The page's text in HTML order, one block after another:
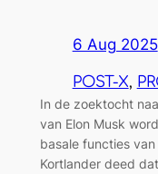
6 Aug 2025
POST-X,
In de zoektocht
van Elon Musk
basale functies
Kortlander deed